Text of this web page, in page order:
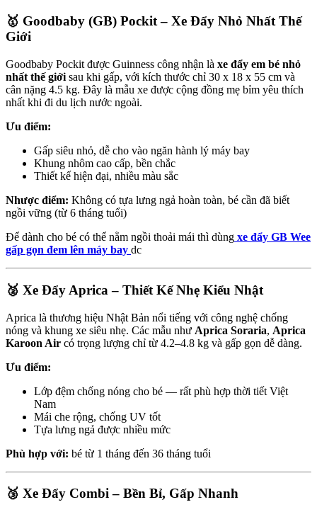
🥇 Goodbaby (GB) Pockit – Xe Đẩy Nhỏ Nhất Thế
Giới
Goodbaby Pockit được Guinness công nhận là xe đẩy em bé nhỏ
nhất thế giới sau khi gấp, với kích thước chỉ 30 x 18 x 55 cm và
cân nặng 4.5 kg. Đây là mẫu xe được cộng đồng mẹ bỉm yêu thích
nhất khi đi du lịch nước ngoài.
Ưu điểm:
Gấp siêu nhỏ, dễ cho vào ngăn hành lý máy bay
Khung nhôm cao cấp, bền chắc
Thiết kế hiện đại, nhiều màu sắc
Nhược điểm: Không có tựa lưng ngả hoàn toàn, bé cần đã biết
ngồi vững (từ 6 tháng tuổi)
Để dành cho bé có thể nằm ngồi thoải mái thì dùng xe đẩy GB Wee
gấp gọn đem lên máy bay dc
🥈 Xe Đẩy Aprica – Thiết Kế Nhẹ Kiểu Nhật
Aprica là thương hiệu Nhật Bản nổi tiếng với công nghệ chống
nóng và khung xe siêu nhẹ. Các mẫu như Aprica Soraria, Aprica
Karoon Air có trọng lượng chỉ từ 4.2–4.8 kg và gấp gọn dễ dàng.
Ưu điểm:
Lớp đệm chống nóng cho bé — rất phù hợp thời tiết Việt
Nam
Mái che rộng, chống UV tốt
Tựa lưng ngả được nhiều mức
Phù hợp với: bé từ 1 tháng đến 36 tháng tuổi
🥉 Xe Đẩy Combi – Bền Bỉ, Gấp Nhanh